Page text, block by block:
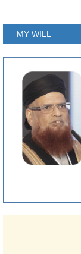
MY WILL